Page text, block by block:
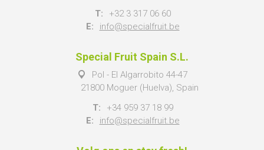
T:
+32 3 317 06 60
E:
info@specialfruit.be
Special Fruit Spain S.L.
Pol - El Algarrobito 44-47
21800 Moguer (Huelva), Spain
T:
+34 959 37 18 99
E:
info@specialfruit.be